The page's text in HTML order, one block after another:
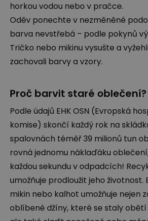
horkou vodou nebo v pračce.
Oděv ponechte v nezměněné
barva nevstřebá – podle pokynů
Tričko nebo mikinu vysušte a
zachovali barvy a vzory.
Proč barvit staré oblečení?
Podle údajů EHK OSN (Evropská
komise) skončí každý rok na
spalovnách téměř 39 milionů tun
rovná jednomu náklaďáku
každou sekundu v odpadcích!
umožňuje prodloužit jeho životnost.
mikin nebo kalhot umožňuje nejen
oblíbené džíny, které se staly